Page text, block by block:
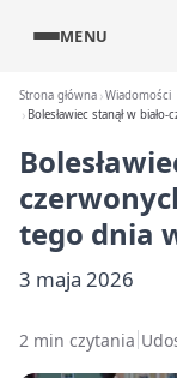
MENU
Strona główna Wiadomości
Bolesławiec stanął w
tego dnia
3 maja 2026
2 min czytania